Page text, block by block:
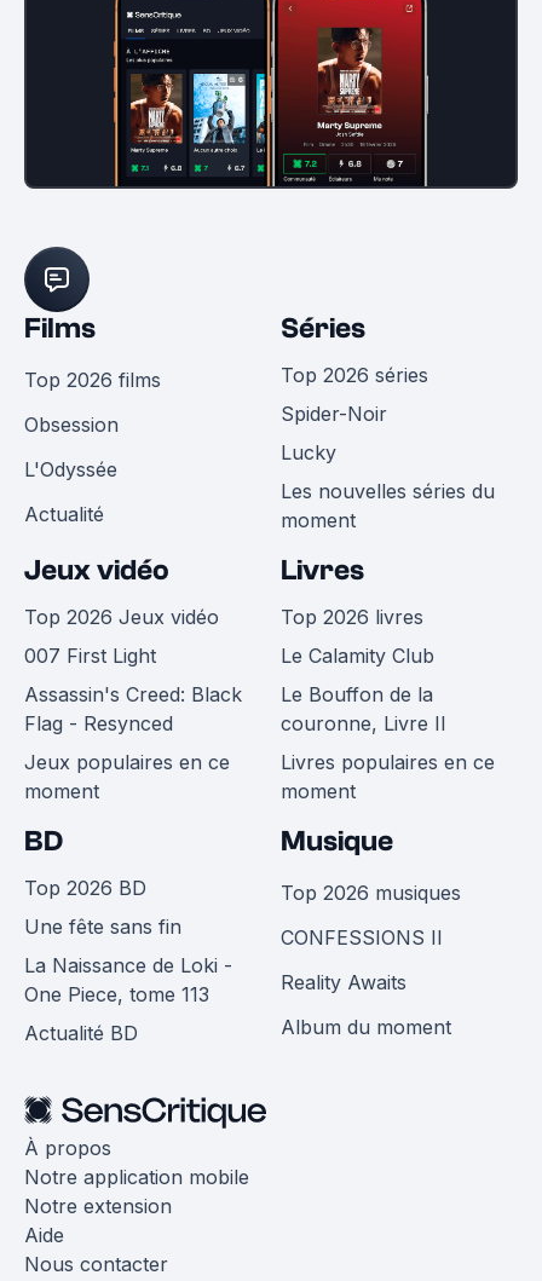
Films
Top 2026 films
Obsession
L'Odyssée
Actualité
Séries
Top 2026 séries
Spider-Noir
Lucky
Les nouvelles séries du
moment
Jeux vidéo
Top 2026 Jeux vidéo
007 First Light
Assassin's Creed: Black
Flag - Resynced
Jeux populaires en ce
moment
Livres
Top 2026 livres
Le Calamity Club
Le Bouffon de la
couronne, Livre II
Livres populaires en ce
moment
BD
Top 2026 BD
Une fête sans fin
La Naissance de Loki -
One Piece, tome 113
Actualité BD
Musique
Top 2026 musiques
CONFESSIONS II
Reality Awaits
Album du moment
À propos
Notre application mobile
Notre extension
Aide
Nous contacter